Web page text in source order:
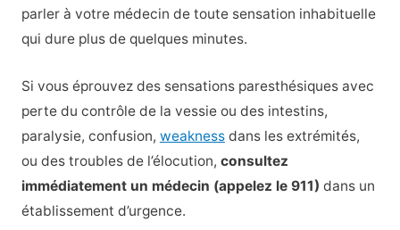
parler à votre médecin de toute sensation inhabituelle
qui dure plus de quelques minutes.
Si vous éprouvez des sensations paresthésiques avec
perte du contrôle de la vessie ou des intestins,
paralysie, confusion, weaknessdans les extrémités,
ou des troubles de l’élocution, consultez
immédiatement un médecin (appelez le 911) dans un
établissement d’urgence.